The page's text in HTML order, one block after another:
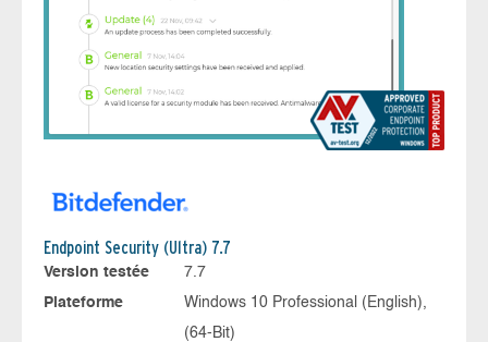
Endpoint Security (Ultra) 7.7
Version testée
7.7
Plateforme
Windows 10 Professional (English),
(64-Bit)